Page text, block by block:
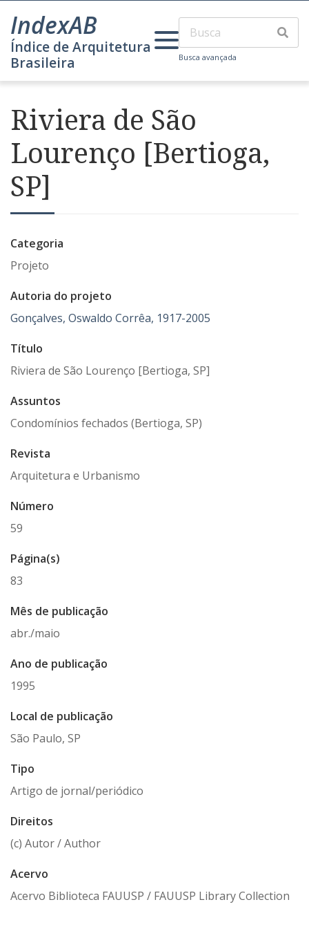
IndexAB
Índice de Arquitetura
Brasileira
Busca avançada
Riviera de São
Lourenço [Bertioga,
SP]
Categoria
Projeto
Autoria do projeto
Gonçalves, Oswaldo Corrêa, 1917-2005
Título
Riviera de São Lourenço [Bertioga, SP]
Assuntos
Condomínios fechados (Bertioga, SP)
Revista
Arquitetura e Urbanismo
Número
59
Página(s)
83
Mês de publicação
abr./maio
Ano de publicação
1995
Local de publicação
São Paulo, SP
Tipo
Artigo de jornal/periódico
Direitos
(c) Autor / Author
Acervo
Acervo Biblioteca FAUUSP / FAUUSP Library Collection